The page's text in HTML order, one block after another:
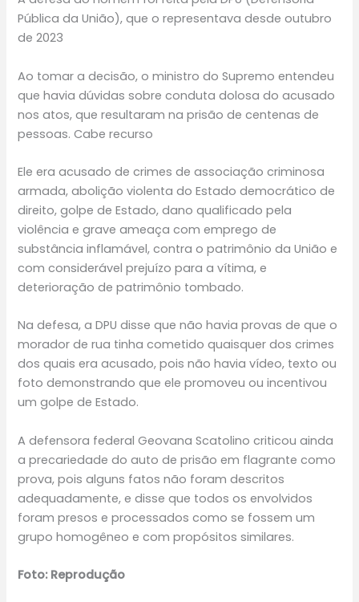
Pública da União), que o representava desde outubro
de 2023
Ao tomar a decisão, o ministro do Supremo entendeu
que havia dúvidas sobre conduta dolosa do acusado
nos atos, que resultaram na prisão de centenas de
pessoas. Cabe recurso
Ele era acusado de crimes de associação criminosa
armada, abolição violenta do Estado democrático de
direito, golpe de Estado, dano qualificado pela
violência e grave ameaça com emprego de
substância inflamável, contra o patrimônio da União e
com considerável prejuízo para a vítima, e
deterioração de patrimônio tombado.
Na defesa, a DPU disse que não havia provas de que o
morador de rua tinha cometido quaisquer dos crimes
dos quais era acusado, pois não havia vídeo, texto ou
foto demonstrando que ele promoveu ou incentivou
um golpe de Estado.
A defensora federal Geovana Scatolino criticou ainda
a precariedade do auto de prisão em flagrante como
prova, pois alguns fatos não foram descritos
adequadamente, e disse que todos os envolvidos
foram presos e processados como se fossem um
grupo homogêneo e com propósitos similares.
Foto: Reprodução